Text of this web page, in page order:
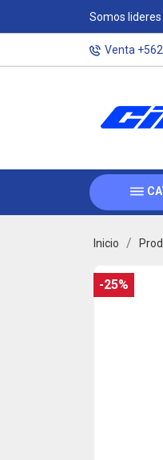
Somos
Venta
Inicio
-25%